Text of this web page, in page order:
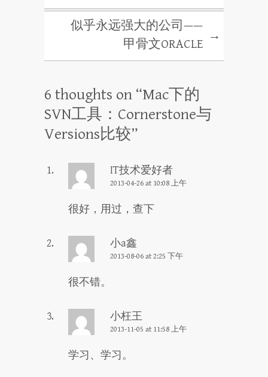
似乎永远强大的公司——
甲骨文ORACLE
→
6 thoughts on “Mac下的
SVN工具：Cornerstone与
Versions比较”
IT技术爱好者
2013-04-26 at 10:08 上午
很好，用过，查下
小a鑫
2013-08-06 at 2:25 下午
很不错。
小枉王
2013-11-05 at 11:58 上午
学习、学习。